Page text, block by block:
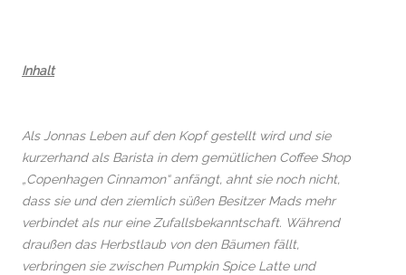
Inhalt
Als Jonnas Leben auf den Kopf gestellt wird und sie
kurzerhand als Barista in dem gemütlichen Coffee Shop
„Copenhagen Cinnamon“ anfängt, ahnt sie noch nicht,
dass sie und den ziemlich süßen Besitzer Mads mehr
verbindet als nur eine Zufallsbekanntschaft. Während
draußen das Herbstlaub von den Bäumen fällt,
verbringen sie zwischen Pumpkin Spice Latte und